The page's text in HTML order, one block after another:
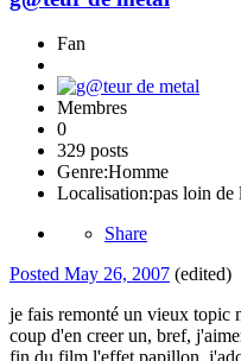
Fan
Membres
0
329 posts
Genre:Homme
Localisation:pas loin de
Share
Posted May 26, 2007 (edited)
je fais remonté un vieux topic
coup d'en creer un, bref,